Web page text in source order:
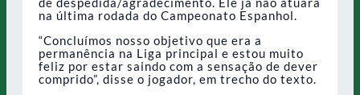
na última rodada do Campeonato Espanhol.
“Concluímos nosso objetivo que era a
permanência na Liga principal e estou muito
feliz por estar saindo com a sensação de dever
comprido”, disse o jogador, em trecho do texto.